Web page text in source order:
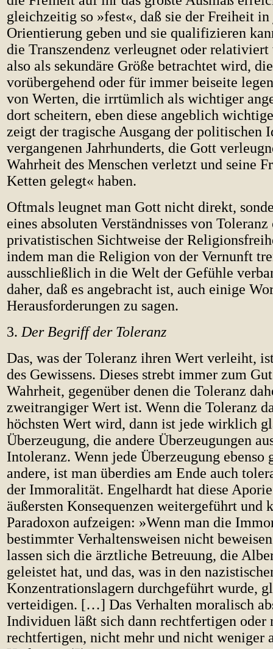
gleichzeitig so »fest«, daß sie der Freiheit
Orientierung geben und sie qualifizieren
die Transzendenz verleugnet oder
also als sekundäre Größe betrachtet wird,
vorübergehend oder für immer beiseite
von Werten, die irrtümlich als wichtiger
dort scheitern, eben diese angeblich
zeigt der tragische Ausgang der politischen
vergangenen Jahrhunderts, die Gott
Wahrheit des Menschen verletzt und seine
Ketten gelegt« haben.
Oftmals leugnet man Gott nicht direkt,
eines absoluten Verständnisses von
privatistischen Sichtweise der
indem man die Religion von der Vernunft
ausschließlich in die Welt der Gefühle
daher, daß es angebracht ist, auch einige
Herausforderungen zu sagen.
3. Der Begriff der Toleranz
Das, was der Toleranz ihren Wert verleiht,
des Gewissens. Dieses strebt immer zum
Wahrheit, gegenüber denen die Toleranz
zweitrangiger Wert ist. Wenn die Toleranz
höchsten Wert wird, dann ist jede wirklich
Überzeugung, die andere Überzeugungen
Intoleranz. Wenn jede Überzeugung ebenso
andere, ist man überdies am Ende auch
der Immoralität. Engelhardt hat diese
äußersten Konsequenzen weitergeführt und
Paradoxon aufzeigen: »Wenn man die
bestimmter Verhaltensweisen nicht
lassen sich die ärztliche Betreuung, die
geleistet hat, und das, was in den
Konzentrationslagern durchgeführt wurde,
verteidigen. […] Das Verhalten moralisch
Individuen läßt sich dann rechtfertigen oder
rechtfertigen, nicht mehr und nicht weniger